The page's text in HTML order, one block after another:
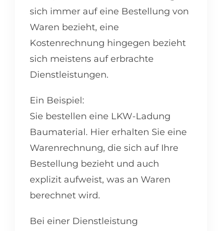
sich immer auf eine Bestellung von
Waren bezieht, eine
Kostenrechnung hingegen bezieht
sich meistens auf erbrachte
Dienstleistungen.
Ein Beispiel:
Sie bestellen eine LKW-Ladung
Baumaterial. Hier erhalten Sie eine
Warenrechnung, die sich auf Ihre
Bestellung bezieht und auch
explizit aufweist, was an Waren
berechnet wird.
Bei einer Dienstleistung